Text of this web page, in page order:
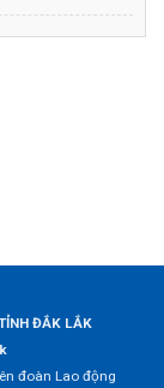
ĐẮK LẮK
đoàn Lao động